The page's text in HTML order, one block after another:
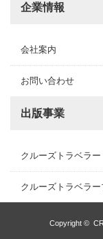
企業情報
会社案内
お問い合わせ
出版事業
クルーズトラベラー
クルーズトラベラー
Copyright ©